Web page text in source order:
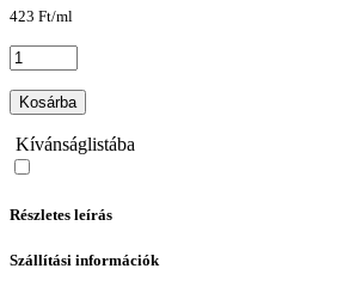
423 Ft/ml
Kosárba
Kívánságlistába
Részletes leírás
Szállítási információk